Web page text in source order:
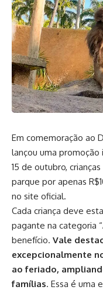
Em comemoração ao
lançou uma
15 de outubro,
parque por apenas
no site oficial.
Cada criança deve
pagante na categoria
benefício. Vale
excepcionalmente
ao feriado,
famílias. Essa é uma